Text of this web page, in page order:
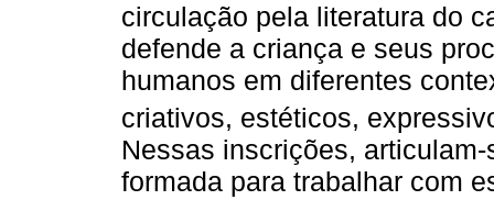
circulação pela literatura do
defende a criança e seus
humanos em diferentes
criativos, estéticos,
Nessas inscrições,
formada para trabalhar com